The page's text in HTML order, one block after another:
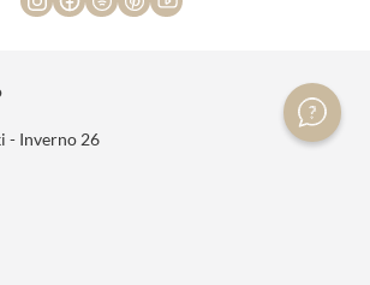
- Inverno 26